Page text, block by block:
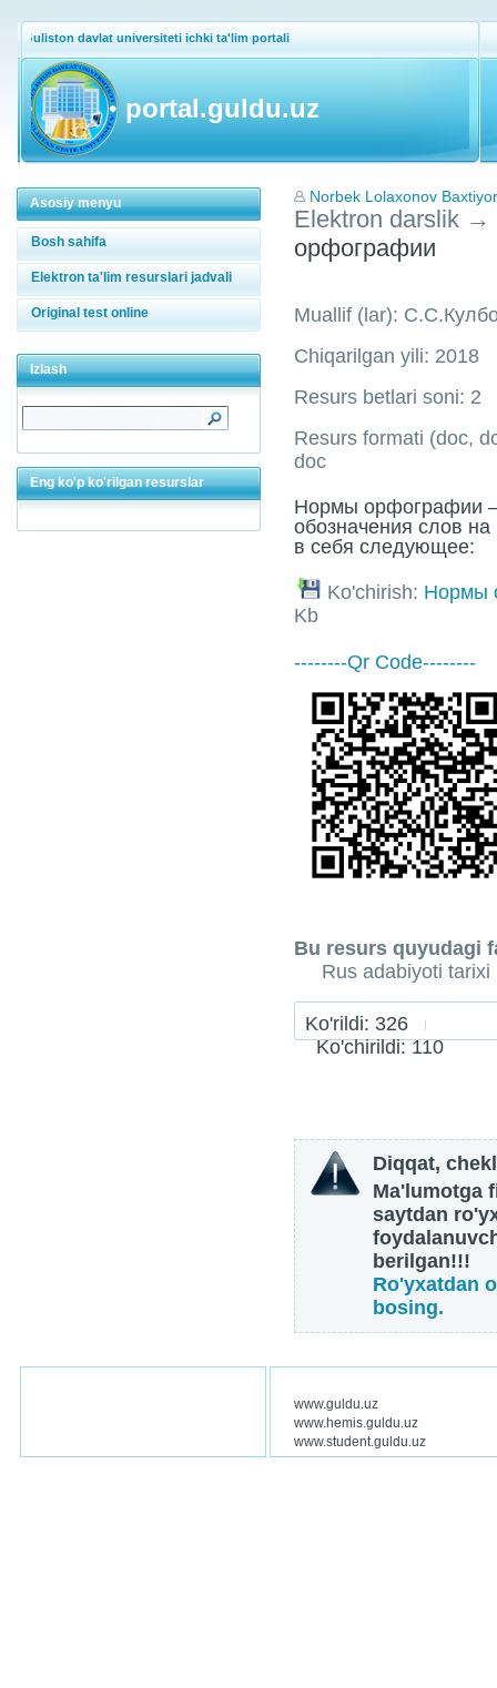
Guliston davlat universiteti ichki ta'lim portali
portal.guldu.uz
Asosiy menyu
Bosh sahifa
Elektron ta'lim resurslari jadvali
Original test online
Izlash
Eng ko'p ko'rilgan resurslar
Norbek Lolaxonov
Elektron darslik →
орфографии
Muallif (lar):
Chiqarilgan yili: 2018
Resurs betlari soni: 2
Resurs formati (doc,
doc
Нормы орфографии
обозначения слов
в себя следующее:
Ko'chirish: Нормы
Kb
--------Qr Code--------
Bu resurs quyudagi
Rus adabiyoti tarixi
Ko'rildi: 326
Ko'chirildi: 110
Diqqat,
Ma'lumotga
saytdan
berilgan!!!
Ro'yxatdan
bosing.
www.guldu.uz
www.hemis.guldu.uz
www.student.guldu.uz